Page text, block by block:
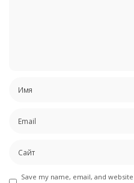
Save my name, email, and